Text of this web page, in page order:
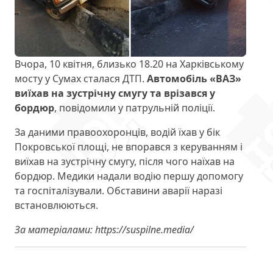
Вчора, 10 квітня, близько 18.20 на Харківському
мосту у Сумах сталася ДТП. Автомобіль «ВАЗ»
виїхав на зустрічну смугу та врізався у
бордюр, повідомили у патрульній поліції.
За даними правоохоронців, водій їхав у бік
Покровської площі, не впорався з керуванням і
виїхав на зустрічну смугу, після чого наїхав на
бордюр. Медики надали водію першу допомогу
та госпіталізували. Обставини аварії наразі
встановлюються.
За матеріалами: https://suspilne.media/